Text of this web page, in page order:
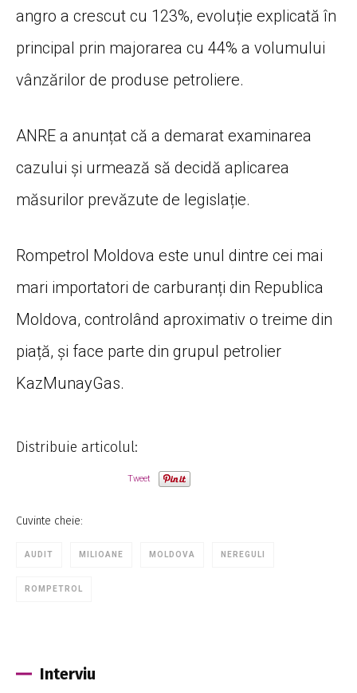
angro a crescut cu 123%, evoluție explicată în
principal prin majorarea cu 44% a volumului
vânzărilor de produse petroliere.
ANRE a anunțat că a demarat examinarea
cazului și urmează să decidă aplicarea
măsurilor prevăzute de legislație.
Rompetrol Moldova este unul dintre cei mai
mari importatori de carburanți din Republica
Moldova, controlând aproximativ o treime din
piață, și face parte din grupul petrolier
KazMunayGas.
Distribuie articolul:
Tweet
Cuvinte cheie:
AUDIT MILIOANE MOLDOVA NEREGULI
ROMPETROL
Interviu